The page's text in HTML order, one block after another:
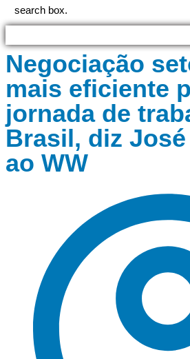
search box.
Negociação
mais eficiente
jornada de
Brasil, diz
ao WW